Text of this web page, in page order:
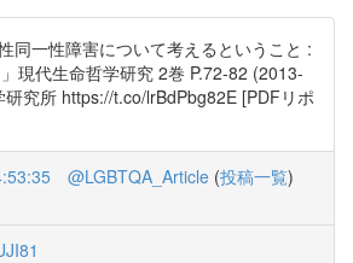
同一性障害について考えるということ :
現代生命哲学研究 2巻 P.72-82 (2013-
究所 https://t.co/lrBdPbg82E [PDFリポ
@LGBTQA_Article (投稿一覧)